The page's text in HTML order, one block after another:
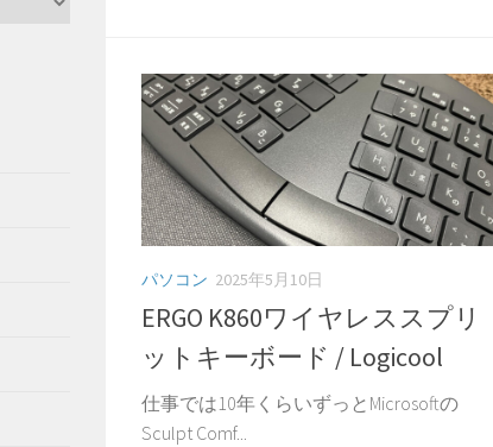
パソコン 2025年5月10日
ERGO K860ワイヤレススプリ
ットキーボード / Logicool
仕事では10年くらいずっとMicrosoftの
Sculpt Comf...